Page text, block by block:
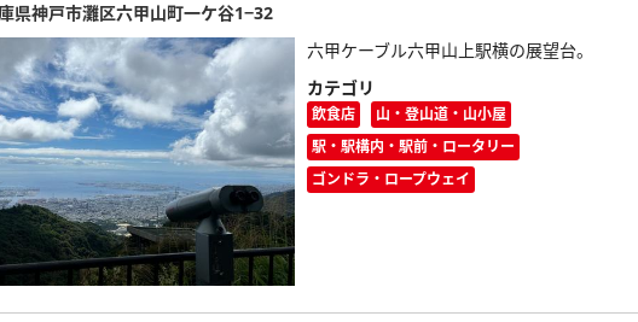
県神戸市灘区六甲山町一ケ谷1−32
六甲ケーブル六甲山上駅横の展望台。
カテゴリ
飲食店
山・登山道・山小屋
駅・駅構内・駅前・ロータリー
ゴンドラ・ロープウェイ